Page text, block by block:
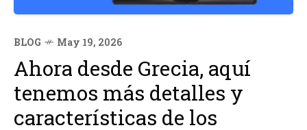
BLOG May 19, 2026
Ahora desde Grecia, aquí
tenemos más detalles y
características de los